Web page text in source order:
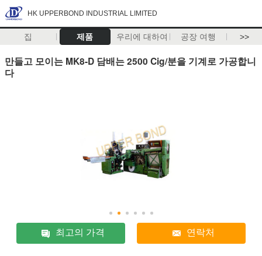
HK UPPERBOND INDUSTRIAL LIMITED
집 제품 우리에 대하여 공장 여행 >>
만들고 모이는 MK8-D 담배는 2500 Cig/분을 기계로 가공합니
다
최고의 가격 연락처